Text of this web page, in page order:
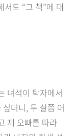
서도 “그 책”에 대
녀석이 탁자에서
더니, 두 살쯤 어
제 오빠를 따라